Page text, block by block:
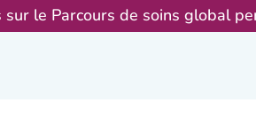
sur le Parcours de soins global